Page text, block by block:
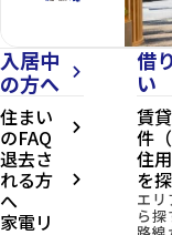
currency_yen
万
円
domain
キ
ュ
レ
ア
長
命
ケ
入居中
の方へ
arrow_forward_ios
住まい
のFAQ arrow_forward_ios
退去さ
れる方
へ
arrow_forward_ios
家電リ
借
い
賃
件
住用
を
エリ
ら探